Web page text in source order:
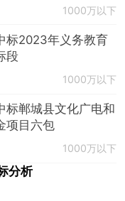
1000万以下
标2023年义务教育
段
1000万以下
标郸城县文化广电和
项目六包
1000万以下
分析